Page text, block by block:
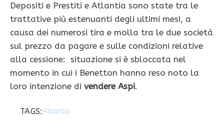
Depositi e Prestiti e Atlantia sono state tra le
trattative più estenuanti degli ultimi mesi, a
causa dei numerosi tira e molla tra le due società
sul prezzo da pagare e sulle condizioni relative
alla cessione: situazione si è sbloccata nel
momento in cui i Benetton hanno reso noto la
loro intenzione di vendere Aspi.
TAGS:Atlantia